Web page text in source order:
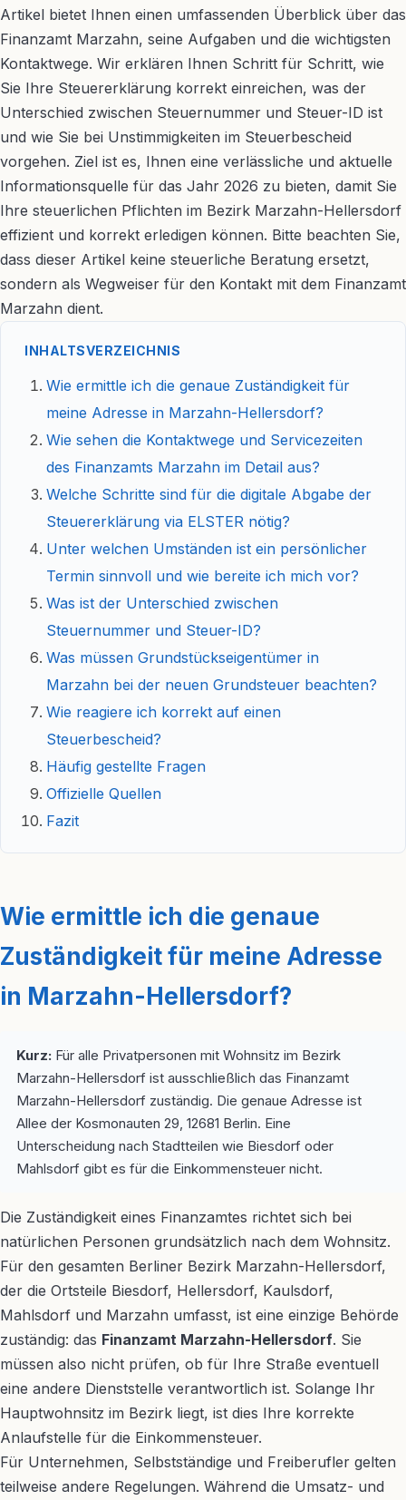
Artikel bietet Ihnen einen umfassenden Überblick über das
Finanzamt Marzahn, seine Aufgaben und die wichtigsten
Kontaktwege. Wir erklären Ihnen Schritt für Schritt, wie
Sie Ihre Steuererklärung korrekt einreichen, was der
Unterschied zwischen Steuernummer und Steuer-ID ist
und wie Sie bei Unstimmigkeiten im Steuerbescheid
vorgehen. Ziel ist es, Ihnen eine verlässliche und aktuelle
Informationsquelle für das Jahr 2026 zu bieten, damit Sie
Ihre steuerlichen Pflichten im Bezirk Marzahn-Hellersdorf
effizient und korrekt erledigen können. Bitte beachten Sie,
dass dieser Artikel keine steuerliche Beratung ersetzt,
sondern als Wegweiser für den Kontakt mit dem Finanzamt
Marzahn dient.
INHALTSVERZEICHNIS
Wie ermittle ich die genaue Zuständigkeit für
meine Adresse in Marzahn-Hellersdorf?
Wie sehen die Kontaktwege und Servicezeiten
des Finanzamts Marzahn im Detail aus?
Welche Schritte sind für die digitale Abgabe der
Steuererklärung via ELSTER nötig?
Unter welchen Umständen ist ein persönlicher
Termin sinnvoll und wie bereite ich mich vor?
Was ist der Unterschied zwischen
Steuernummer und Steuer-ID?
Was müssen Grundstückseigentümer in
Marzahn bei der neuen Grundsteuer beachten?
Wie reagiere ich korrekt auf einen
Steuerbescheid?
Häufig gestellte Fragen
Offizielle Quellen
Fazit
Wie ermittle ich die genaue
Zuständigkeit für meine Adresse
in Marzahn-Hellersdorf?
Kurz: Für alle Privatpersonen mit Wohnsitz im Bezirk
Marzahn-Hellersdorf ist ausschließlich das Finanzamt
Marzahn-Hellersdorf zuständig. Die genaue Adresse ist
Allee der Kosmonauten 29, 12681 Berlin. Eine
Unterscheidung nach Stadtteilen wie Biesdorf oder
Mahlsdorf gibt es für die Einkommensteuer nicht.
Die Zuständigkeit eines Finanzamtes richtet sich bei
natürlichen Personen grundsätzlich nach dem Wohnsitz.
Für den gesamten Berliner Bezirk Marzahn-Hellersdorf,
der die Ortsteile Biesdorf, Hellersdorf, Kaulsdorf,
Mahlsdorf und Marzahn umfasst, ist eine einzige Behörde
zuständig: das Finanzamt Marzahn-Hellersdorf. Sie
müssen also nicht prüfen, ob für Ihre Straße eventuell
eine andere Dienststelle verantwortlich ist. Solange Ihr
Hauptwohnsitz im Bezirk liegt, ist dies Ihre korrekte
Anlaufstelle für die Einkommensteuer.
Für Unternehmen, Selbstständige und Freiberufler gelten
teilweise andere Regelungen. Während die Umsatz- und